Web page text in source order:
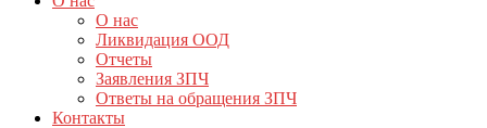
О нас
Ликвидация ООД
Отчеты
Заявления ЗПЧ
Ответы на обращения ЗПЧ
Контакты